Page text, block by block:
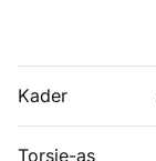
Kader
Torsie-as